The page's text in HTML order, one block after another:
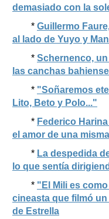
demasiado con la
* Guillermo
al lado de Yuyo y
* Schernenco,
las canchas
* "Soñaremos
Lito, Beto y Polo..."
* Federico
el amor de una
* La despedida
lo que sentía
* "El Mili es
cineasta que filmó
de Estrella